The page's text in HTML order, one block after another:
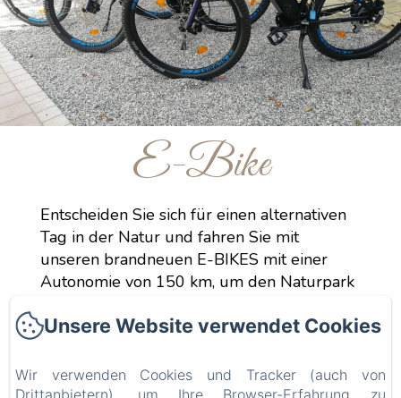
E-Bike
Entscheiden Sie sich für einen alternativen
Tag in der Natur und fahren Sie mit
unseren brandneuen E-BIKES mit einer
Autonomie von 150 km, um den Naturpark
besuchen. Fragen Sie an der Rezeption nach
Unsere Website verwendet Cookies
Wir verwenden Cookies und Tracker (auch von
Drittanbietern), um Ihre Browser-Erfahrung zu